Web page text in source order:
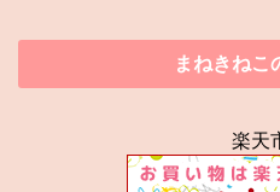
まねきねこ
楽天